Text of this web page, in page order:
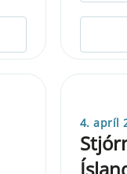
4. apríl